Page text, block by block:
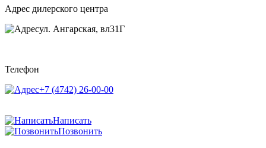
Адрес дилерского центра
ул. Ангарская, вл31Г
Телефон
+7 (4742) 26-00-00
Написать
Позвонить